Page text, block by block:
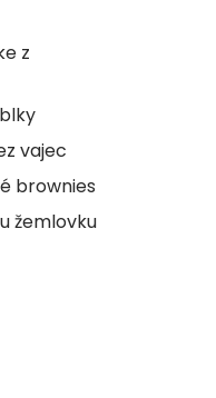
z
vajec
brownies
žemlovku